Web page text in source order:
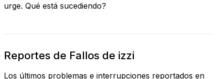
urge. Qué está sucediendo?
Reportes de Fallos de izzi
Los últimos problemas e interrupciones reportados en